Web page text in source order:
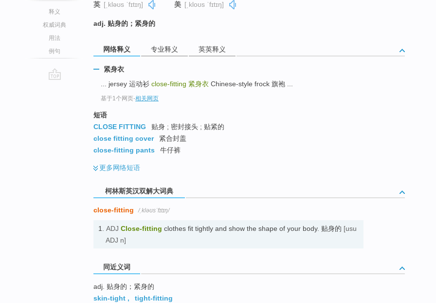
释义
权威词典
用法
例句
英 [ˌkləʊs ˈfɪtɪŋ] 美 [ˌkloʊs ˈfɪtɪŋ]
adj. 贴身的；紧身的
网络释义 专业释义 英英释义
紧身衣
... jersey 运动衫 close-fitting 紧身衣 Chinese-style frock 旗袍 ...
基于1个网页-相关网页
短语
CLOSE FITTING
贴身 ; 密封接头 ; 贴紧的
close fitting cover
紧合封盖
close-fitting pants
牛仔裤
更多网络短语
柯林斯英汉双解大词典
close-fitting /ˌkləʊsˈfɪtɪŋ/
1. ADJ Close-fitting clothes fit tightly and show the shape of your body. 贴身的 [usu
ADJ n]
同近义词
adj. 贴身的；紧身的
skin-tight , tight-fitting